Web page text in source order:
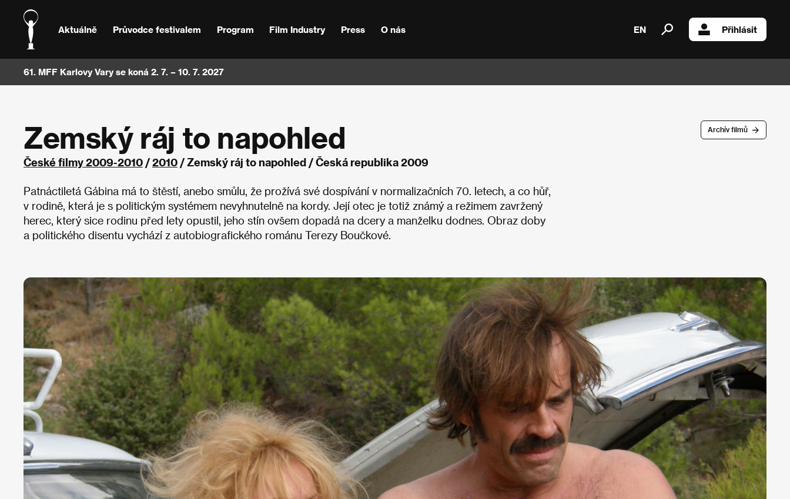
Aktuálně Průvodce festivalem Program Film Industry Press O nás EN Přihlásit
61. MFF Karlovy Vary se koná 2. 7. – 10. 7. 2027
Archív filmů
Zemský ráj to napohled
České filmy 2009-2010 /2010 / Zemský ráj to napohled / Česká republika 2009
Patnáctiletá Gábina má to štěstí, anebo smůlu, že prožívá své dospívání v normalizačních 70. letech, a co hůř,
v rodině, která je s politickým systémem nevyhnutelně na kordy. Její otec je totiž známý a režimem zavržený
herec, který sice rodinu před lety opustil, jeho stín ovšem dopadá na dcery a manželku dodnes. Obraz doby
a politického disentu vychází z autobiografického románu Terezy Boučkové.